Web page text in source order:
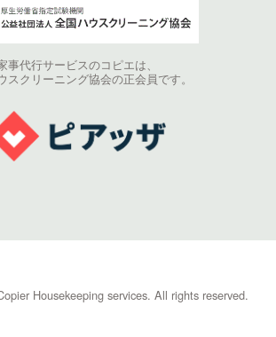
事代行サービスのコピエは、
スクリーニング協会の正会員です。
Housekeeping services. All rights reserved.